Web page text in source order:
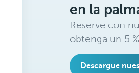
en la
Reserve con
obtenga un 5
Descargue